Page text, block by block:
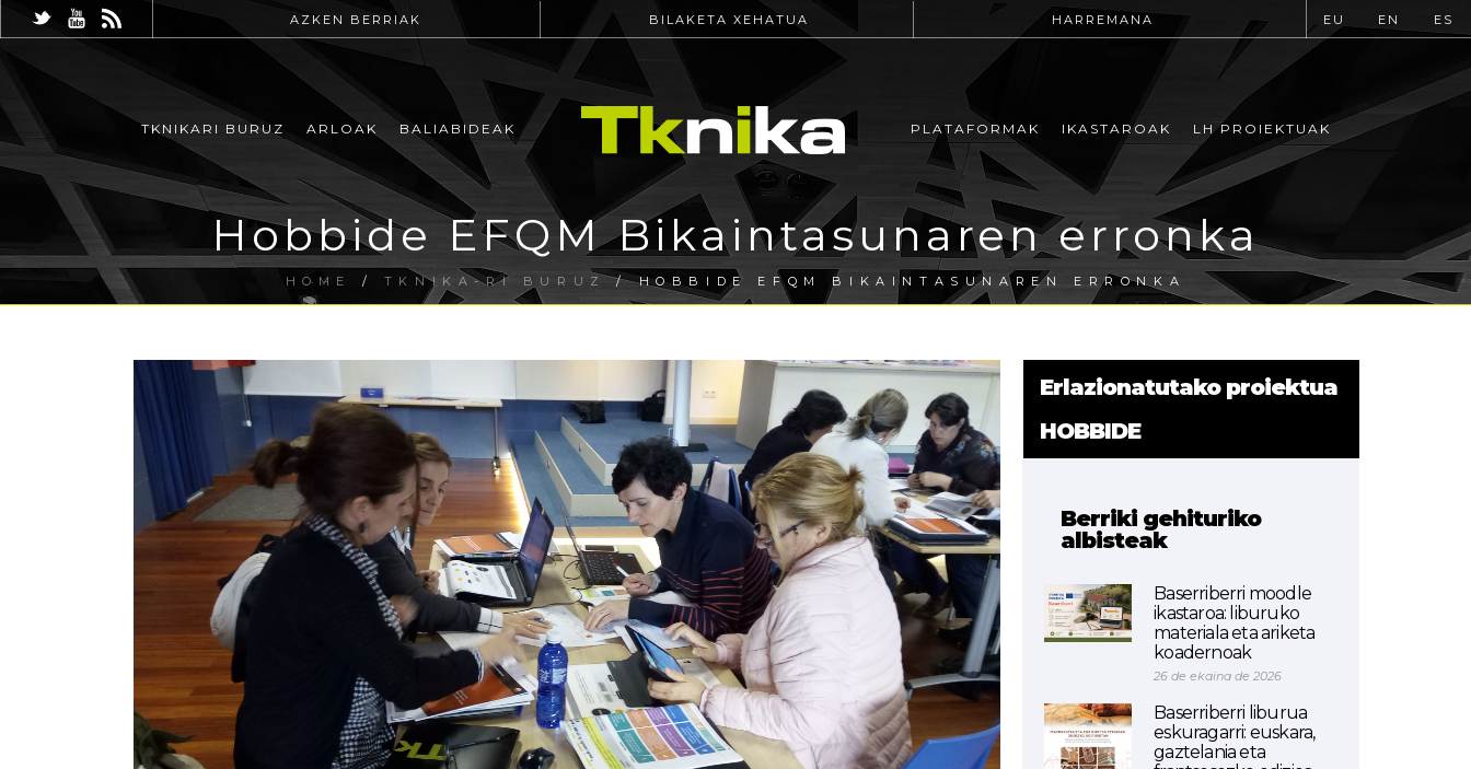
AZKEN BERRIAK BILAKETA XEHATUA HARREMANA EU EN ES
TKNIKARI BURUZ ARLOAK BALIABIDEAK PLATAFORMAK IKASTAROAK LH PROIEKTUAK
Hobbide EFQM Bikaintasunaren erronka
HOME / TKNIKA-RI BURUZ / HOBBIDE EFQM BIKAINTASUNAREN ERRONKA
Erlazionatutako proiektua
HOBBIDE
Berriki gehituriko
albisteak
Baserriberri moodle
ikastaroa: liburuko
materiala eta ariketa
koadernoak
26 de ekaina de 2026
Baserriberri liburua
eskuragarri: euskara,
gaztelania eta